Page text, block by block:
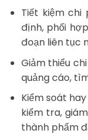
Tiết kiệm
định, phối
đoạn liên tục
Giảm thiểu
quảng cáo,
Kiểm soát
kiểm tra,
thành phẩm